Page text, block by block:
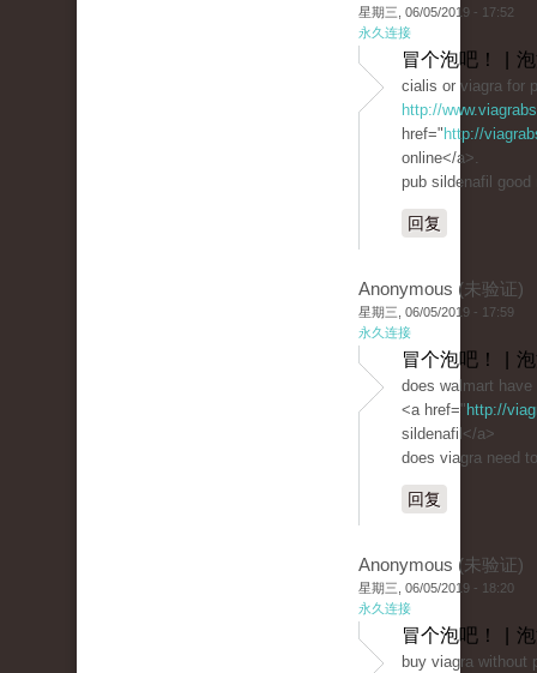
星期三, 06/05/2019 - 17:52
永久连接
冒个泡吧！ |
cialis or viagra for
http://
href=" http://
online</a>.
pub sildenafil good
回复
Anonymous (未验证)
星期三, 06/05/2019 - 17:59
永久连接
冒个泡吧！ |
does walmart
<a href=" http://
sildenafil</a>
does viagra need
回复
Anonymous (未验证)
星期三, 06/05/2019 - 18:20
永久连接
冒个泡吧！ |
buy viagra without